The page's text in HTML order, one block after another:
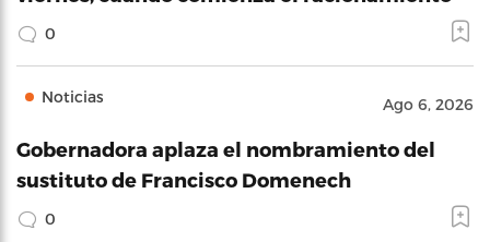
0
Noticias Ago 6, 2026
Gobernadora aplaza el nombramiento del
sustituto de Francisco Domenech
0